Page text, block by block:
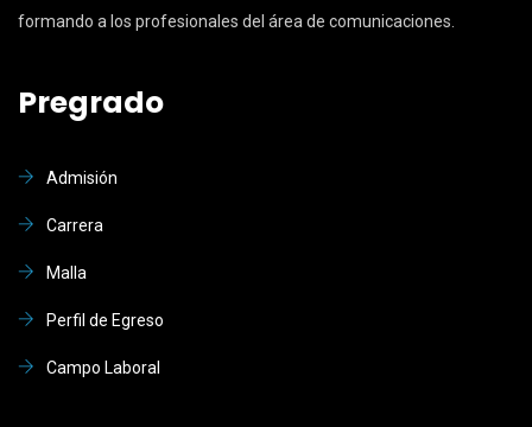
formando a los profesionales del área de comunicaciones.
Pregrado
Admisión
Carrera
Malla
Perfil de Egreso
Campo Laboral